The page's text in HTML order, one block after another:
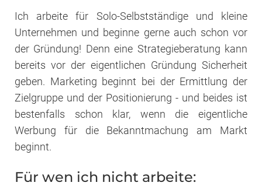
Ich arbeite für Solo-Selbstständige und kleine
Unternehmen und beginne gerne auch schon vor
der Gründung! Denn eine Strategieberatung kann
bereits vor der eigentlichen Gründung Sicherheit
geben. Marketing beginnt bei der Ermittlung der
Zielgruppe und der Positionierung - und beides ist
bestenfalls schon klar, wenn die eigentliche
Werbung für die Bekanntmachung am Markt
beginnt.
Für wen ich nicht arbeite: